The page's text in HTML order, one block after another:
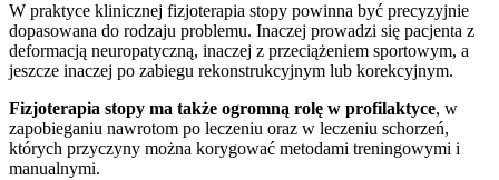
W praktyce klinicznej fizjoterapia stopy powinna być precyzyjnie
dopasowana do rodzaju problemu. Inaczej prowadzi się pacjenta z
deformacją neuropatyczną, inaczej z przeciążeniem sportowym, a
jeszcze inaczej po zabiegu rekonstrukcyjnym lub korekcyjnym.
Fizjoterapia stopy ma także ogromną rolę w profilaktyce, w
zapobieganiu nawrotom po leczeniu oraz w leczeniu schorzeń,
których przyczyny można korygować metodami treningowymi i
manualnymi.